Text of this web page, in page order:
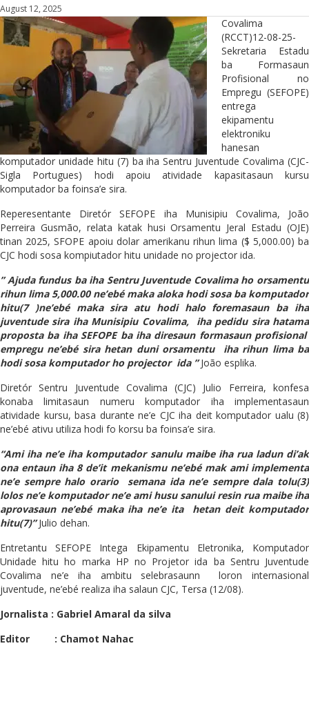
August 12, 2025
Covalima
(RCCT)12-08-25-
Sekretaria Estadu
ba Formasaun
Profisional no
Empregu (SEFOPE)
entrega
ekipamentu
elektroniku
hanesan
komputador unidade hitu (7) ba iha Sentru Juventude Covalima (CJC-
Sigla Portugues) hodi apoiu atividade kapasitasaun kursu
komputador ba foinsa’e sira.
Reperesentante Diretór SEFOPE iha Munisipiu Covalima, João
Perreira Gusmão, relata katak husi Orsamentu Jeral Estadu (OJE)
tinan 2025, SFOPE apoiu dolar amerikanu rihun lima ($ 5,000.00) ba
CJC hodi sosa kompiutador hitu unidade no projector ida.
” Ajuda fundus ba iha Sentru Juventude Covalima ho orsamentu
rihun lima 5,000.00 ne’ebé maka aloka hodi sosa ba komputador
hitu(7 )ne’ebé maka sira atu hodi halo foremasaun ba iha
juventude sira iha Munisipiu Covalima, iha pedidu sira hatama
proposta ba iha SEFOPE ba iha diresaun formasaun profisional
empregu ne’ebé sira hetan duni orsamentu iha rihun lima ba
hodi sosa komputador ho projector ida ”João esplika.
Diretór Sentru Juventude Covalima (CJC) Julio Ferreira, konfesa
konaba limitasaun numeru komputador iha implementasaun
atividade kursu, basa durante ne’e CJC iha deit komputador ualu (8)
ne’ebé ativu utiliza hodi fo korsu ba foinsa’e sira.
“Ami iha ne’e iha komputador sanulu maibe iha rua ladun di’ak
ona entaun iha 8 de’it mekanismu ne’ebé mak ami implementa
ne’e sempre halo orario semana ida ne’e sempre dala tolu(3)
lolos ne’e komputador ne’e ami husu sanului resin rua maibe iha
aprovasaun ne’ebé maka iha ne’e ita hetan deit komputador
hitu(7)”Julio dehan.
Entretantu SEFOPE Intega Ekipamentu Eletronika, Komputador
Unidade hitu ho marka HP no Projetor ida ba Sentru Juventude
Covalima ne’e iha ambitu selebrasaunn loron internasional
juventude, ne’ebé realiza iha salaun CJC, Tersa (12/08).
Jornalista : Gabriel Amaral da silva
Editor : Chamot Nahac